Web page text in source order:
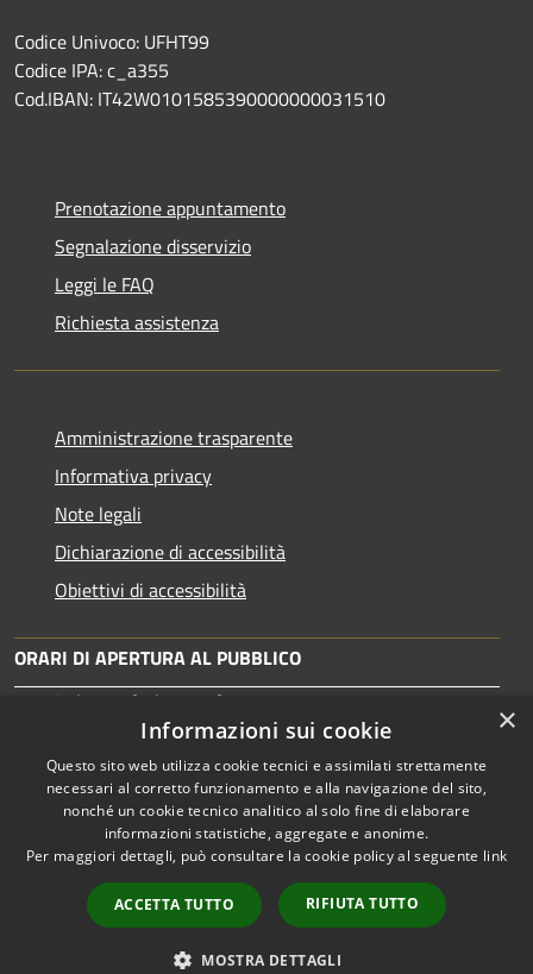
Codice Univoco: UFHT99
Codice IPA: c_a355
Cod.IBAN: IT42W0101585390000000031510
Prenotazione appuntamento
Segnalazione disservizio
Leggi le FAQ
Richiesta assistenza
Amministrazione trasparente
Informativa privacy
Note legali
Dichiarazione di accessibilità
Obiettivi di accessibilità
ORARI DI APERTURA AL PUBBLICO
Dal Lunedì al Venerdì: 10:00-13:30
Martedì: 15:30-17:00
RSS
Accessibilità
Copyright © 2026 • Comune di
Tortolì • Powered by
Municipium•
Accesso
redazione
×
Informazioni sui cookie
Questo sito web utilizza cookie tecnici e assimilati strettamente
necessari al corretto funzionamento e alla navigazione del sito,
nonché un cookie tecnico analitico al solo fine di elaborare
informazioni statistiche, aggregate e anonime.
Per maggiori dettagli, può consultare la cookie policy al seguente link
ACCETTA TUTTO RIFIUTA TUTTO
MOSTRA DETTAGLI